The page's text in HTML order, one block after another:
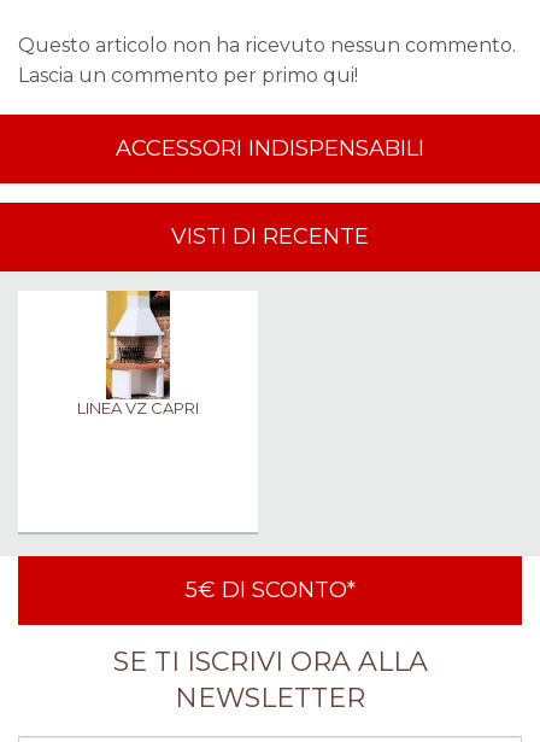
Questo articolo non ha ricevuto nessun commento.
Lascia un commento per primo qui!
ACCESSORI INDISPENSABILI
VISTI DI RECENTE
LINEA VZ CAPRI
5€ DI SCONTO*
SE TI ISCRIVI ORA ALLA
NEWSLETTER